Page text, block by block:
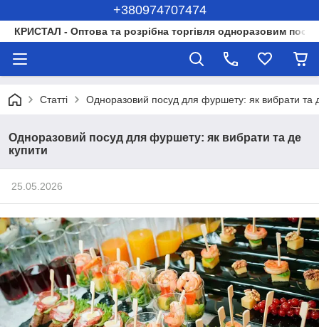
+380974707474
КРИСТАЛ - Оптова та розрібна торгівля одноразовим
Статті Одноразовий посуд для фуршету: як вибрати та
Одноразовий посуд для фуршету: як вибрати та де
купити
25.05.2026